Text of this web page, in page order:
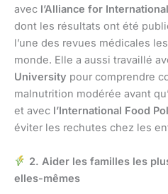
avec l’Alliance for
dont les résultats ont été
l’une des revues médicales
monde. Elle a aussi travaillé
University pour comprendre
malnutrition modérée avant
et avec l’International Food
éviter les rechutes chez les
2. Aider les familles les
elles-mêmes